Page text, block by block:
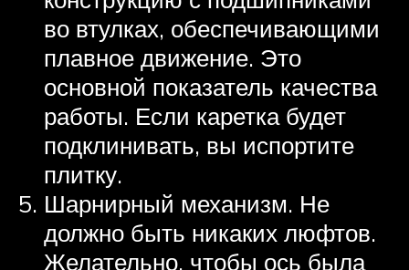
во втулках, обеспечивающими
плавное движение. Это
основной показатель качества
работы. Если каретка будет
подклинивать, вы испортите
плитку.
Шарнирный механизм. Не
должно быть никаких люфтов.
Желательно, чтобы ось была